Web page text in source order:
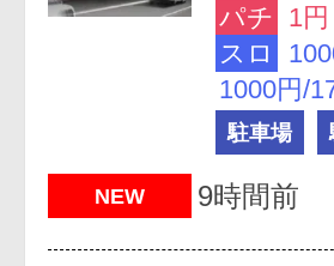
パチ 1円
スロ
1000円/
駐車場
NEW 9時間前